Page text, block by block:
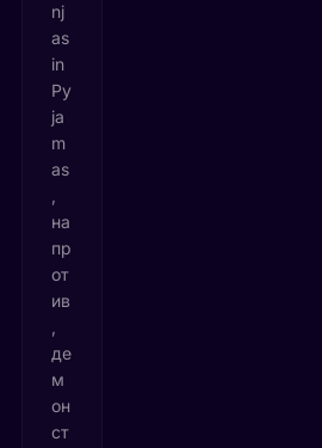
nj
as
in
Py
ja
m
as
на
пр
от
ив
де
м
он
ст